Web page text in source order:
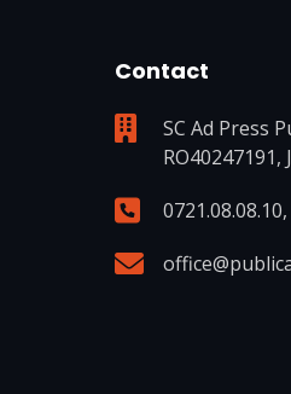
Contact
SC Ad Press
RO40247191,
0721.08.08.10,